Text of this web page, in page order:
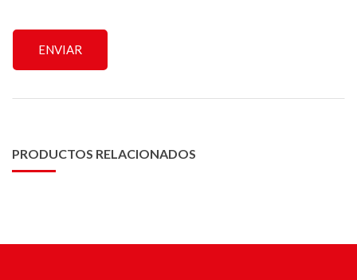
PRODUCTOS RELACIONADOS